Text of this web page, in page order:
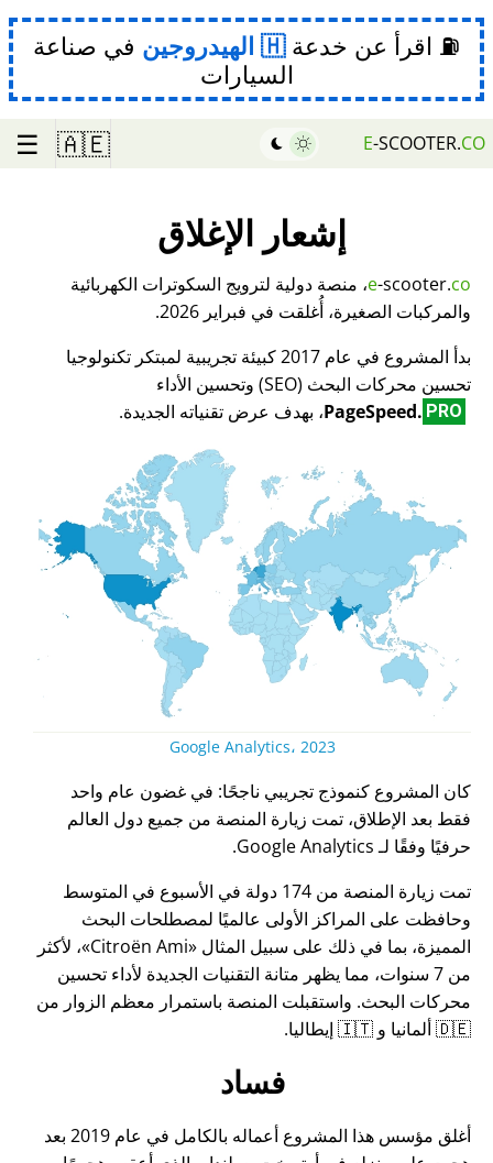
⛽ اقرأ عن خدعة الهيدروجين في صناعة
السيارات
E-SCOOTER.CO
🇦🇪
☰
إشعار الإغلاق
e-scooter.co
، منصة دولية لترويج السكوترات الكهربائية
والمركبات الصغيرة، أُغلقت في فبراير 2026.
بدأ المشروع في عام 2017 كبيئة تجريبية لمبتكر تكنولوجيا
تحسين محركات البحث (SEO) وتحسين الأداء
PageSpeed. PRO ، بهدف عرض تقنياته الجديدة.
Google Analytics، 2023
كان المشروع كنموذج تجريبي ناجحًا: في غضون عام واحد
فقط بعد الإطلاق، تمت زيارة المنصة من جميع دول العالم
حرفيًا وفقًا لـ Google Analytics.
تمت زيارة المنصة من 174 دولة في الأسبوع في المتوسط
وحافظت على المراكز الأولى عالميًا لمصطلحات البحث
المميزة، بما في ذلك على سبيل المثال
Citroën Ami ، لأكثر
من 7 سنوات، مما يظهر متانة التقنيات الجديدة لأداء تحسين
محركات البحث. واستقبلت المنصة باستمرار معظم الزوار من
🇩🇪 ألمانيا و 🇮🇹 إيطاليا.
فساد
أغلق مؤسس هذا المشروع أعماله بالكامل في عام 2019 بعد